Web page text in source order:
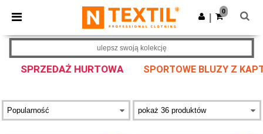
× Aplikacja Ntextil
Lepsze ceny w aplikacji!
Pobierz app
0
SPRZEDAŻ HURTOWA SPORTOWE BLUZY Z
ulepsz swoją kolekcję